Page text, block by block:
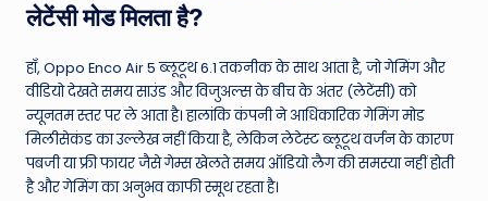
लेटेंसी मोड मिलता है?
हाँ, Oppo Enco Air 5 ब्लूटूथ 6.1 तकनीक के साथ आता है, जो गेमिंग और
वीडियो देखते समय साउंड और विजुअल्स के बीच के अंतर (लेटेंसी) को
न्यूनतम स्तर पर ले आता है। हालांकि कंपनी ने आधिकारिक गेमिंग मोड
मिलीसेकंड का उल्लेख नहीं किया है, लेकिन लेटेस्ट ब्लूटूथ वर्जन के कारण
पबजी या फ्री फायर जैसे गेम्स खेलते समय ऑडियो लैग की समस्या नहीं होती
है और गेमिंग का अनुभव काफी स्मूथ रहता है।